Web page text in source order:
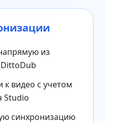
из
к видео с учетом
Studio
синхронизацию